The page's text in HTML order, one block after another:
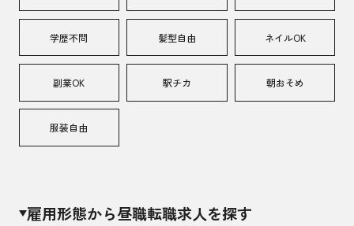
学歴不問 髪型自由 ネイルOK
副業OK 駅チカ 朝おそめ
服装自由
雇用形態から昼職転職求人を探す